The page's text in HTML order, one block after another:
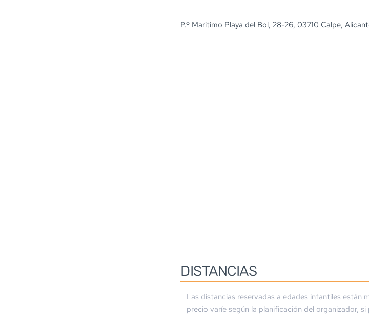
P.º Maritimo Playa del Bol, 28-26, 03710 Calpe,
DISTANCIAS
Las distancias reservadas a edades infantiles están
precio varíe según la planificación del organizador,